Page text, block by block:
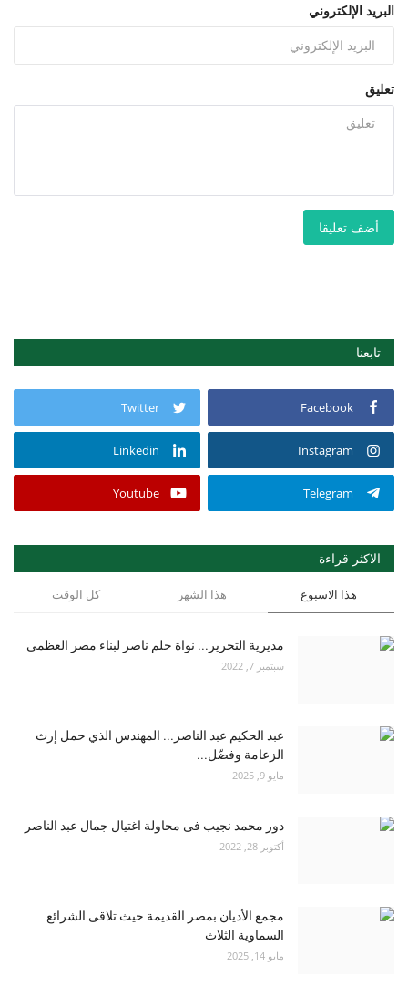
البريد الإلكتروني
تعليق
أضف تعليقا
تابعنا
Facebook
Twitter
Instagram
Linkedin
Telegram
Youtube
الاكثر قراءة
هذا الاسبوع هذا الشهر كل الوقت
مديرية التحرير... نواة حلم ناصر لبناء مصر العظمى
سبتمبر 7, 2022
عبد الحكيم عبد الناصر... المهندس الذي حمل إرث
الزعامة وفضّل...
مايو 9, 2025
دور محمد نجيب فى محاولة اغتيال جمال عبد الناصر
أكتوبر 28, 2022
مجمع الأديان بمصر القديمة حيث تلاقى الشرائع
السماوية الثلاث
مايو 14, 2025